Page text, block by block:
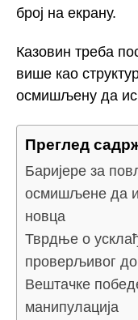
број на екрану.
Казовин треба
више као
осмишљену да
Преглед
Баријере за
осмишљене да
новца
Тврдње о
проверљивог
Вештачке
манипулација